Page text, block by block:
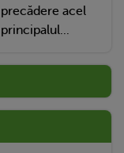
acel